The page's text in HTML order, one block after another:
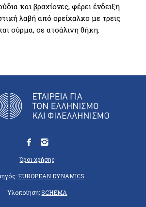
και βραχίονες, φέρει ένδειξη
λαβή από ορείχαλκο με τρεις
σύρμα, σε ατσάλινη θήκη.
Όροι χρήσης
EUROPEAN DYNAMICS
Υλοποίηση:SCHEMA